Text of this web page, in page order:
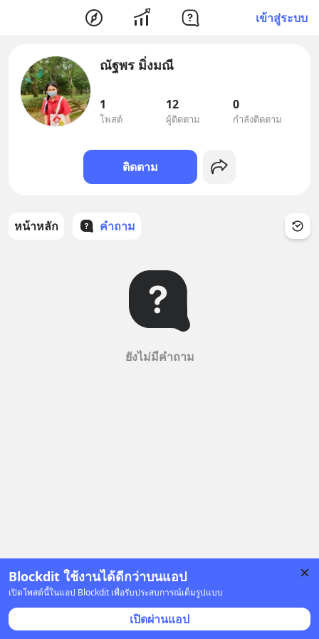
เข้าสู่ระบบ
Blockdit ใช้งานได้ดีกว่าบนแอป
เปิดโพสต์นี้ในแอป Blockdit เพื่อรับประสบการณ์เต็มรูปแบบ
เปิดผ่านแอป
ณัฐพร มิ่งมณี
1
โพสต์
12
ผู้ติดตาม
0
กำลังติดตาม
ติดตาม
หน้าหลัก คำถาม
ยังไม่มีคำถาม